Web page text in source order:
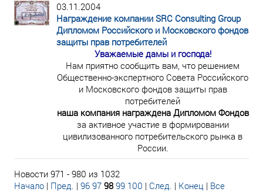
03.11.2004
Награждение компании SRC Consulting Group
Дипломом Российского и Московского фондов
защиты прав потребителей
Уважаемые дамы и господа!
Нам приятно сообщить вам, что решением
Общественно-экспертного Совета Российского
и Московского фондов защиты прав
потребителей
наша компания награждена Дипломом Фондов
за активное участие в формировании
цивилизованного потребительского рынка в
России.
Новости 971 - 980 из 1032
Начало | Пред. | 96 97 98 99 100 | След. | Конец | Все